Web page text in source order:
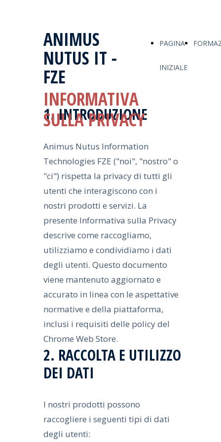
ANIMUS
NUTUS IT -
FZE
PAGINA
INIZIALE
INFORMATIVA
SULLA PRIVACY
1. INTRODUZIONE
Animus Nutus Information
Technologies FZE ("noi", "nostro" o
"ci") rispetta la privacy di tutti gli
utenti che interagiscono con i
nostri prodotti e servizi. La
presente Informativa sulla Privacy
descrive come raccogliamo,
utilizziamo e condividiamo i dati
degli utenti. Questo documento
viene mantenuto aggiornato e
accurato in linea con le aspettative
normative e della piattaforma,
inclusi i requisiti delle policy del
Chrome Web Store.
2. RACCOLTA E UTILIZZO
DEI DATI
I nostri prodotti possono
raccogliere i seguenti tipi di dati
degli utenti: